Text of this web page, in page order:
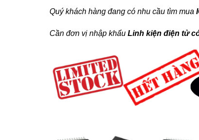
Quý khách hàng đang có nhu cầu tìm mua
Cần đơn vị nhập khẩu Linh kiện điện tử